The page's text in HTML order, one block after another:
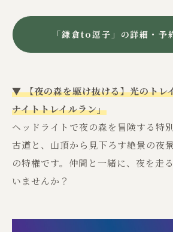
「鎌倉to逗子」の詳細・予
▼ 【夜の森を駆け抜ける】光のトレ
ナイトトレイルラン」
ヘッドライトで夜の森を冒険する特
古道と、山頂から見下ろす絶景の夜
の特権です。仲間と一緒に、夜を走
いませんか？